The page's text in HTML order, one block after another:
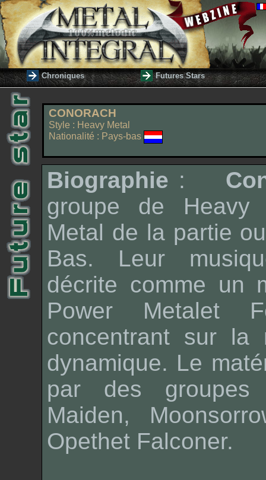
Chroniques Futures Stars
CONORACH
Style : Heavy Metal
Nationalité : Pays-bas
Biographie :
groupe de Heavy
Metal de la partie
Bas. Leur
décrite comme un
Power Metalet
concentrant sur la
dynamique. Le
par des
Maiden,
Opethet Falconer.